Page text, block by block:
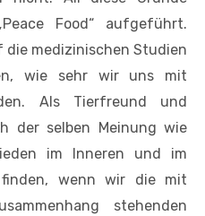
Food“ aufgeführt.
die medizinischen Studien
wie sehr wir uns mit
Als Tierfreund und
der selben Meinung wie
im Inneren und im
wenn wir die mit
stehenden